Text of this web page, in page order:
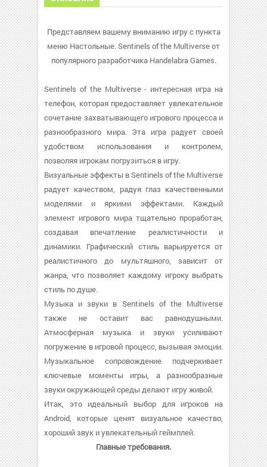
Представляем вашему вниманию игру с пункта
меню Настольные. Sentinels of the Multiverse от
популярного разработчика Handelabra Games.
Sentinels of the Multiverse - интересная игра на
телефон, которая предоставляет увлекательное
сочетание захватывающего игрового процесса и
разнообразного мира. Эта игра радует своей
удобством использования и контролем,
позволяя игрокам погрузиться в игру.
Визуальные эффекты в Sentinels of the Multiverse
радует качеством, радуя глаз качественными
моделями и яркими эффектами. Каждый
элемент игрового мира тщательно проработан,
создавая впечатление реалистичности и
динамики. Графический стиль варьируется от
реалистичного до мультяшного, зависит от
жанра, что позволяет каждому игроку выбрать
стиль по душе.
Музыка и звуки в Sentinels of the Multiverse
также не оставит вас равнодушными.
Атмосферная музыка и звуки усиливают
погружение в игровой процесс, вызывая эмоции.
Музыкальное сопровождение подчеркивает
ключевые моменты игры, а разнообразные
звуки окружающей среды делают игру живой.
Итак, это идеальный выбор для игроков на
Android, которые ценят визуальное качество,
хороший звук и увлекательный геймплей.
Главные требования.